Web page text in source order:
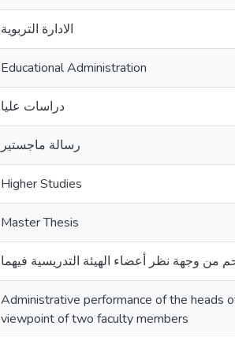
الادارة التربوية
Educational Administration
دراسات عليا
رسالة ماجستير
Higher Studies
Master Thesis
من وجهة نظر أعضاء الهيئة التدريسية فيهما
Administrative performance of the heads
viewpoint of two faculty members